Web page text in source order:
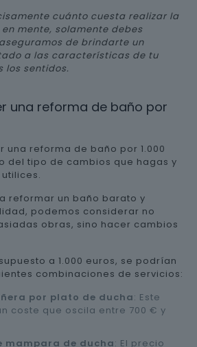
cuánto cuesta realizar la
mente, solamente debes
de brindarte un
a las características de tu
los sentidos.
una reforma de baño por
una reforma de baño por 1.000
del tipo de cambios que hagas y
reformar un baño barato y
podemos considerar no
obras, sino hacer cambios
a 1.000 euros, se podrían
combinaciones de servicios:
por plato de ducha: Este
coste que oscila entre 700 € y
mampara de ducha: El precio